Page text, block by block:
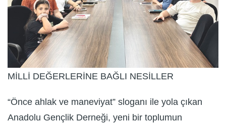
MİLLİ DEĞERLERİNE BAĞLI NESİLLER
“Önce ahlak ve maneviyat” sloganı ile yola çıkan
Anadolu Gençlik Derneği, yeni bir toplumun